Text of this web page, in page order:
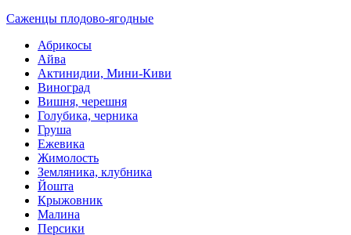
Саженцы плодово-ягодные
Абрикосы
Айва
Актинидии, Мини-Киви
Виноград
Вишня, черешня
Голубика, черника
Груша
Ежевика
Жимолость
Земляника, клубника
Йошта
Крыжовник
Малина
Персики